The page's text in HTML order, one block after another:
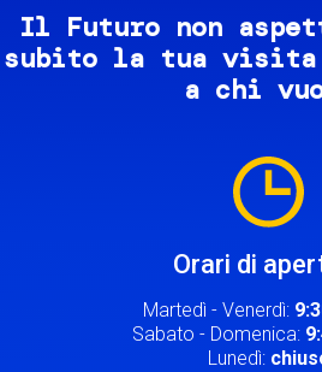
Il Futuro non
subito la tua visita
a chi
Orari di
Martedì - Venerdì:
Sabato - Domenica:
Lunedì: